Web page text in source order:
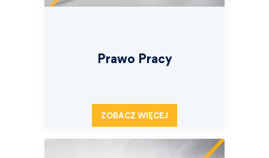
Prawo Pracy
ZOBACZ WIĘCEJ